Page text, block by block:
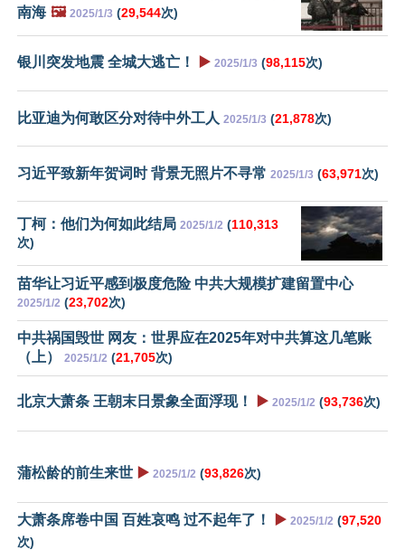
南海 🖼️ 2025/1/3 (29,544次)
银川突发地震 全城大逃亡！ ▶️ 2025/1/3 (98,115次)
比亚迪为何敢区分对待中外工人 2025/1/3 (21,878次)
习近平致新年贺词时 背景无照片不寻常 2025/1/3 (63,971次)
丁柯：他们为何如此结局 2025/1/2 (110,313
次)
苗华让习近平感到极度危险 中共大规模扩建留置中心
2025/1/2 (23,702次)
中共祸国毁世 网友：世界应在2025年对中共算这几笔账
（上）
2025/1/2 (21,705次)
北京大萧条 王朝末日景象全面浮现！ ▶️ 2025/1/2 (93,736次)
蒲松龄的前生来世 ▶️ 2025/1/2 (93,826次)
大萧条席卷中国 百姓哀鸣 过不起年了！ ▶️ 2025/1/2 (97,520
次)